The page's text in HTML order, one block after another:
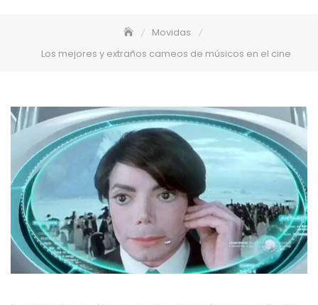
Movidas
Los mejores y extraños cameos de músicos en el cine